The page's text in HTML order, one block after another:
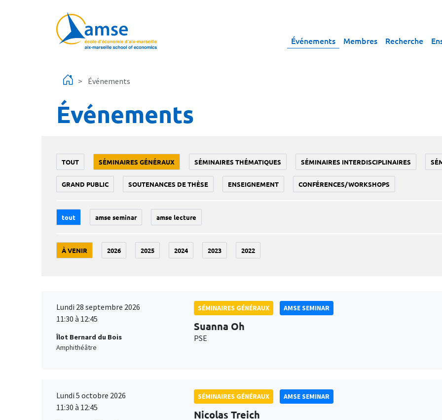
Événements Membres Recherche
Événements
Événements
TOUT SÉMINAIRES GÉNÉRAUX SÉMINAIRES THÉMATIQUES SÉMINAIRES INTERDISCIPLINAIRES
GRAND PUBLIC SOUTENANCES DE THÈSE ENSEIGNEMENT CONFÉRENCES/WORKSHOPS
tout amse seminar amse lecture
À VENIR 2026 2025 2024 2023 2022
Lundi 28 septembre 2026
11:30 à 12:45
Îlot Bernard du Bois
Amphithéâtre
SÉMINAIRES GÉNÉRAUX AMSE SEMINAR
Suanna Oh
PSE
Lundi 5 octobre 2026
11:30 à 12:45
SÉMINAIRES GÉNÉRAUX AMSE SEMINAR
Nicolas Treich